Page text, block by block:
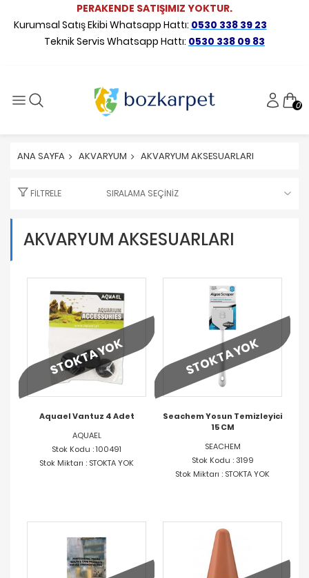
PERAKENDE SATIŞIMIZ YOKTUR.
Kurumsal Satış Ekibi Whatsapp Hattı: 0530 338 39 23
Teknik Servis Whatsapp Hattı: 0530 338 09 83
0
ANA SAYFA AKVARYUM AKVARYUM AKSESUARLARI
FILTRELE
AKVARYUM AKSESUARLARI
STOKTA YOK
Aquael Vantuz 4 Adet
AQUAEL
Stok Kodu : 100491
Stok Miktarı : STOKTA YOK
STOKTA YOK
Seachem Yosun Temizleyici
15 CM
SEACHEM
Stok Kodu : 3199
Stok Miktarı : STOKTA YOK